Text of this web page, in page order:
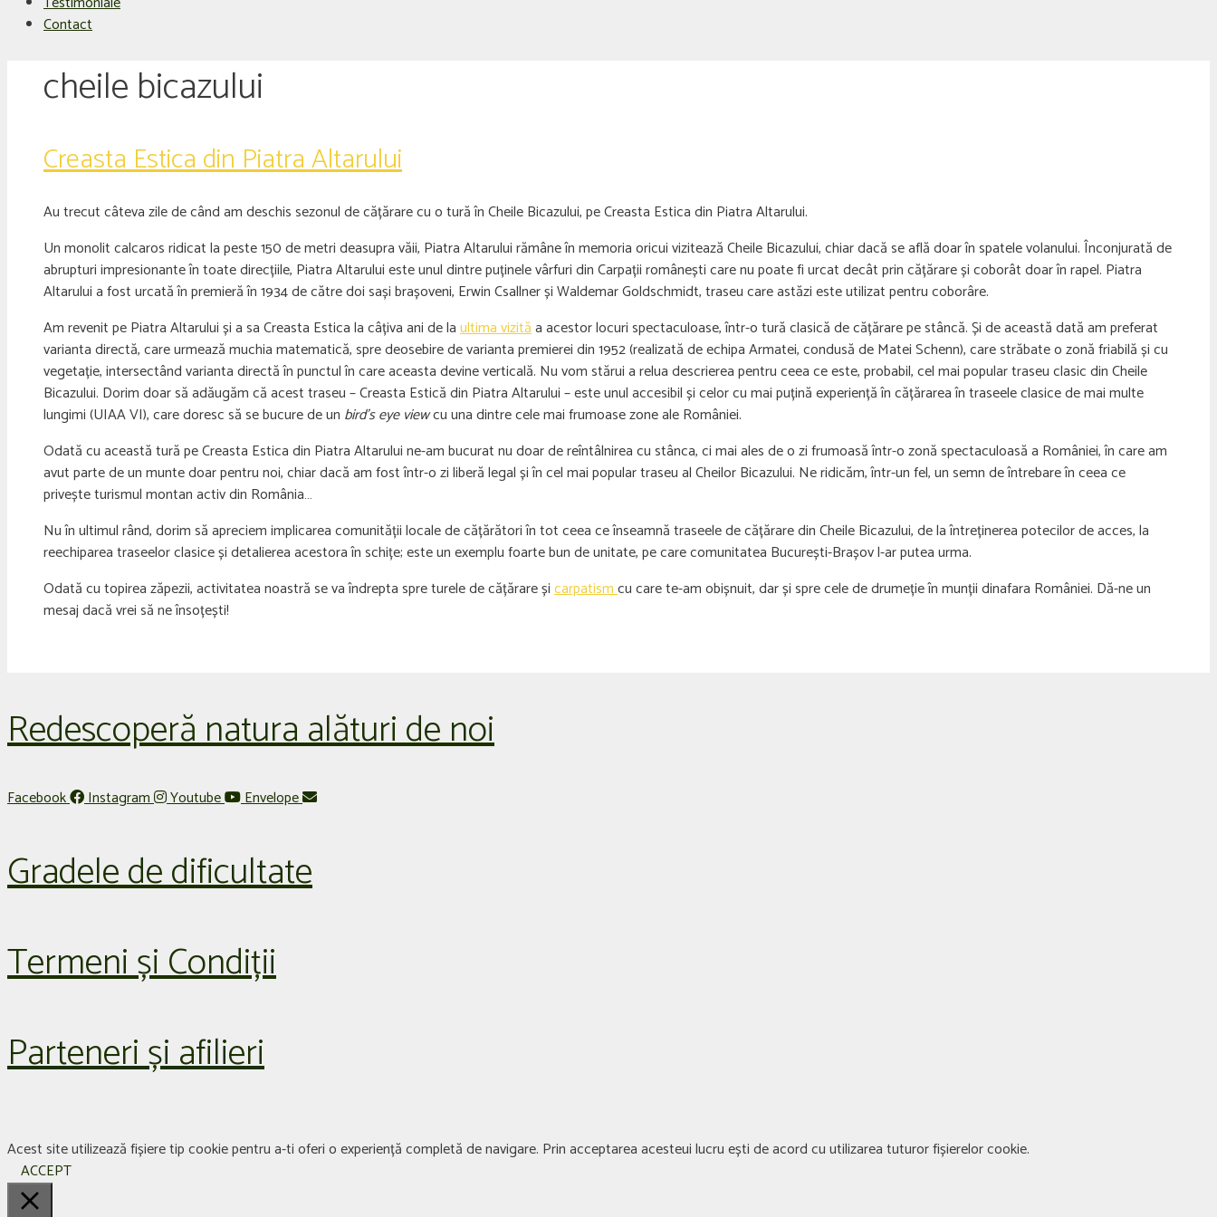
Contact
cheile bicazului
Creasta Estica din Piatra Altarului
Au trecut câteva zile de când am deschis sezonul de cățărare cu o tură în Cheile Bicazului, pe Creasta Estica din Piatra Altarului.
Un monolit calcaros ridicat la peste 150 de metri deasupra văii, Piatra Altarului rămâne în memoria oricui vizitează Cheile Bicazului, chiar dacă se află doar în spatele volanului. Înconjurată de
abrupturi impresionante în toate direcțiile, Piatra Altarului este unul dintre puținele vârfuri din Carpații românești care nu poate fi urcat decât prin cățărare și coborât doar în rapel. Piatra
Altarului a fost urcată în premieră în 1934 de către doi sași brașoveni, Erwin Csallner și Waldemar Goldschmidt, traseu care astăzi este utilizat pentru coborâre.
Am revenit pe Piatra Altarului și a sa Creasta Estica la câțiva ani de laultima vizităa acestor locuri spectaculoase, într-o tură clasică de cățărare pe stâncă. Și de această dată am preferat
varianta directă, care urmează muchia matematică, spre deosebire de varianta premierei din 1952 (realizată de echipa Armatei, condusă de Matei Schenn), care străbate o zonă friabilă și cu
vegetație, intersectând varianta directă în punctul în care aceasta devine verticală. Nu vom stărui a relua descrierea pentru ceea ce este, probabil, cel mai popular traseu clasic din Cheile
Bicazului. Dorim doar să adăugăm că acest traseu – Creasta Estică din Piatra Altarului – este unul accesibil și celor cu mai puțină experiență în cățărarea în traseele clasice de mai multe
lungimi (UIAA VI), care doresc să se bucure de un bird’s eye viewcu una dintre cele mai frumoase zone ale României.
Odată cu această tură pe Creasta Estica din Piatra Altarului ne-am bucurat nu doar de reîntâlnirea cu stânca, ci mai ales de o zi frumoasă într-o zonă spectaculoasă a României, în care am
avut parte de un munte doar pentru noi, chiar dacă am fost într-o zi liberă legal și în cel mai popular traseu al Cheilor Bicazului. Ne ridicăm, într-un fel, un semn de întrebare în ceea ce
privește turismul montan activ din România…
Nu în ultimul rând, dorim să apreciem implicarea comunității locale de cățărători în tot ceea ce înseamnă traseele de cățărare din Cheile Bicazului, de la întreținerea potecilor de acces, la
reechiparea traseelor clasice și detalierea acestora în schițe; este un exemplu foarte bun de unitate, pe care comunitatea București-Brașov l-ar putea urma.
Odată cu topirea zăpezii, activitatea noastră se va îndrepta spre turele de cățărare șicarpatismcu care te-am obișnuit, dar și spre cele de drumeție în munții dinafara României. Dă-ne un
mesaj dacă vrei să ne însoțești!
Redescoperă natura alături de noi
Facebook Instagram Youtube Envelope
Gradele de dificultate
Termeni și Condiții
Parteneri și afilieri
Acest site utilizează fișiere tip cookie pentru a-ti oferi o experiență completă de navigare. Prin acceptarea acesteui lucru ești de acord cu utilizarea tuturor fișierelor cookie.
ACCEPT